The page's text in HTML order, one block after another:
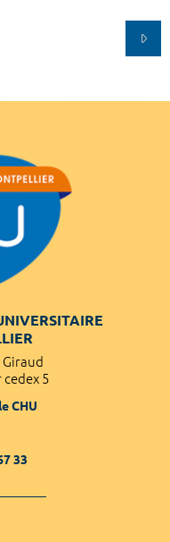
Giraud
5
CHU
33